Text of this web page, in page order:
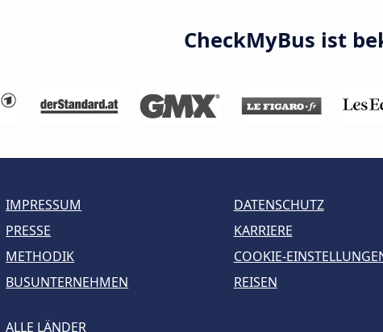
CheckMyBus ist
IMPRESSUM DATENSCHUTZ
PRESSE
KARRIERE
METHODIK
COOKIE-
BUSUNTERNEHMEN
REISEN
ALLE LÄNDER